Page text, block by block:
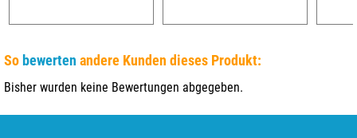
So bewerten andere Kunden dieses Produkt:
Bisher wurden keine Bewertungen abgegeben.